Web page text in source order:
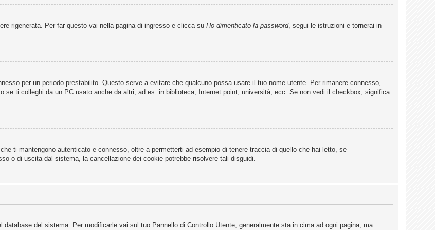
rigenerata. Per far questo vai nella pagina di ingresso e clicca su Ho dimenticato la password, segui le istruzioni e tornerai in
per un periodo prestabilito. Questo serve a evitare che qualcuno possa usare il tuo nome utente. Per rimanere connesso,
se ti colleghi da un PC usato anche da altri, ad es. in biblioteca, Internet point, università, ecc. Se non vedi il checkbox, significa
ti mantengono autenticato e connesso, oltre a permetterti ad esempio di tenere traccia di quello che hai letto, se
o di uscita dal sistema, la cancellazione dei cookie potrebbe risolvere tali disguidi.
del sistema. Per modificarle vai sul tuo Pannello di Controllo Utente; generalmente sta in cima ad ogni pagina, ma